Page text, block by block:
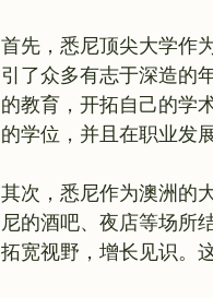
首先，悉尼顶尖大学作
引了众多有志于深造的
的教育，开拓自己的学
的学位，并且在职业发
其次，悉尼作为澳洲的
尼的酒吧、夜店等场所
拓宽视野，增长见识。